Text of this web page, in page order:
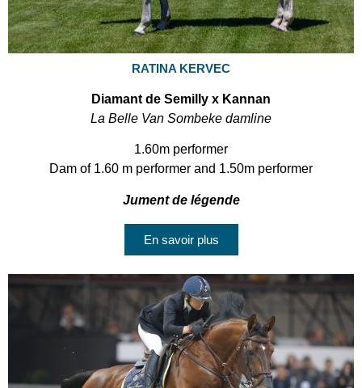
RATINA KERVEC
Diamant de Semilly x Kannan
La Belle Van Sombeke damline
1.60m performer
Dam of 1.60 m performer and 1.50m performer
Jument de légende
En savoir plus